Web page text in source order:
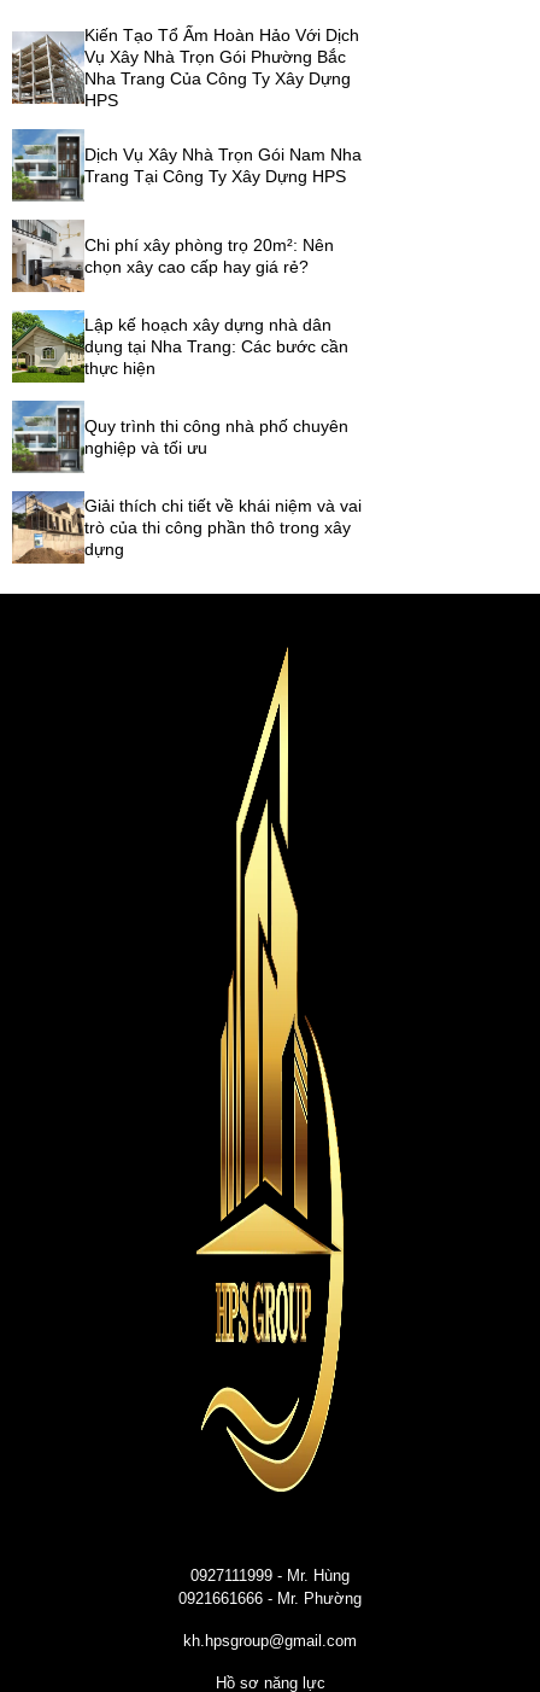
Kiến Tạo Tổ Ấm Hoàn Hảo Với Dịch
Vụ Xây Nhà Trọn Gói Phường Bắc
Nha Trang Của Công Ty Xây Dựng
HPS
Dịch Vụ Xây Nhà Trọn Gói Nam Nha
Trang Tại Công Ty Xây Dựng HPS
Chi phí xây phòng trọ 20m²: Nên
chọn xây cao cấp hay giá rẻ?
Lập kế hoạch xây dựng nhà dân
dụng tại Nha Trang: Các bước cần
thực hiện
Quy trình thi công nhà phố chuyên
nghiệp và tối ưu
Giải thích chi tiết về khái niệm và vai
trò của thi công phần thô trong xây
dựng
0927111999 - Mr. Hùng
0921661666 - Mr. Phường
kh.hpsgroup@gmail.com
Hồ sơ năng lực